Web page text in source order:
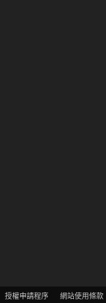
授權申請程序 網站使用條款